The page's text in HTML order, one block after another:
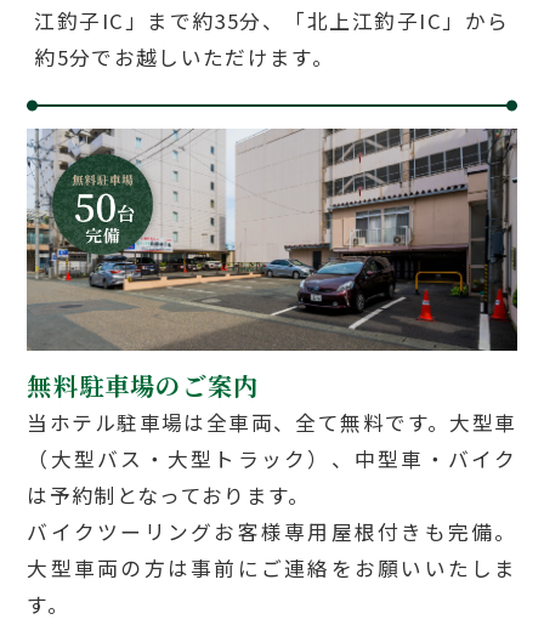
江釣子IC」まで約35分、「北上江釣子IC」から
約5分でお越しいただけます。
無料駐車場のご案内
当ホテル駐車場は全車両、全て無料です。大型車
（大型バス・大型トラック）、中型車・バイク
は予約制となっております。
バイクツーリングお客様専用屋根付きも完備。
大型車両の方は事前にご連絡をお願いいたしま
す。